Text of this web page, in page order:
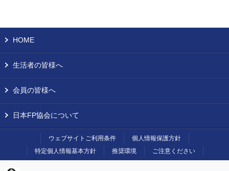
HOME
生活者の皆様へ
会員の皆様へ
日本FP協会について
ウェブサイトご利用条件
個人情報保護方針
特定個人情報基本方針
推奨環境 ご注意ください